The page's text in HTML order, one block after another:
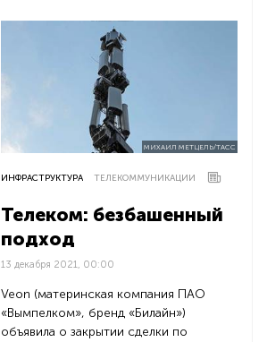
МИХАИЛ МЕТЦЕЛЬ/ТАСС
ИНФРАСТРУКТУРА ТЕЛЕКОММУНИКАЦИИ
Телеком: безбашенный
подход
13 декабря 2021, 00:00
Veon (материнская компания ПАО
«Вымпелком», бренд «Билайн»)
объявила о закрытии сделки по